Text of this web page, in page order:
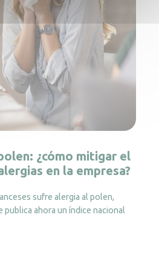
¿cómo mitigar el
en la empresa?
sufre alergia al polen,
publica ahora un índice nacional